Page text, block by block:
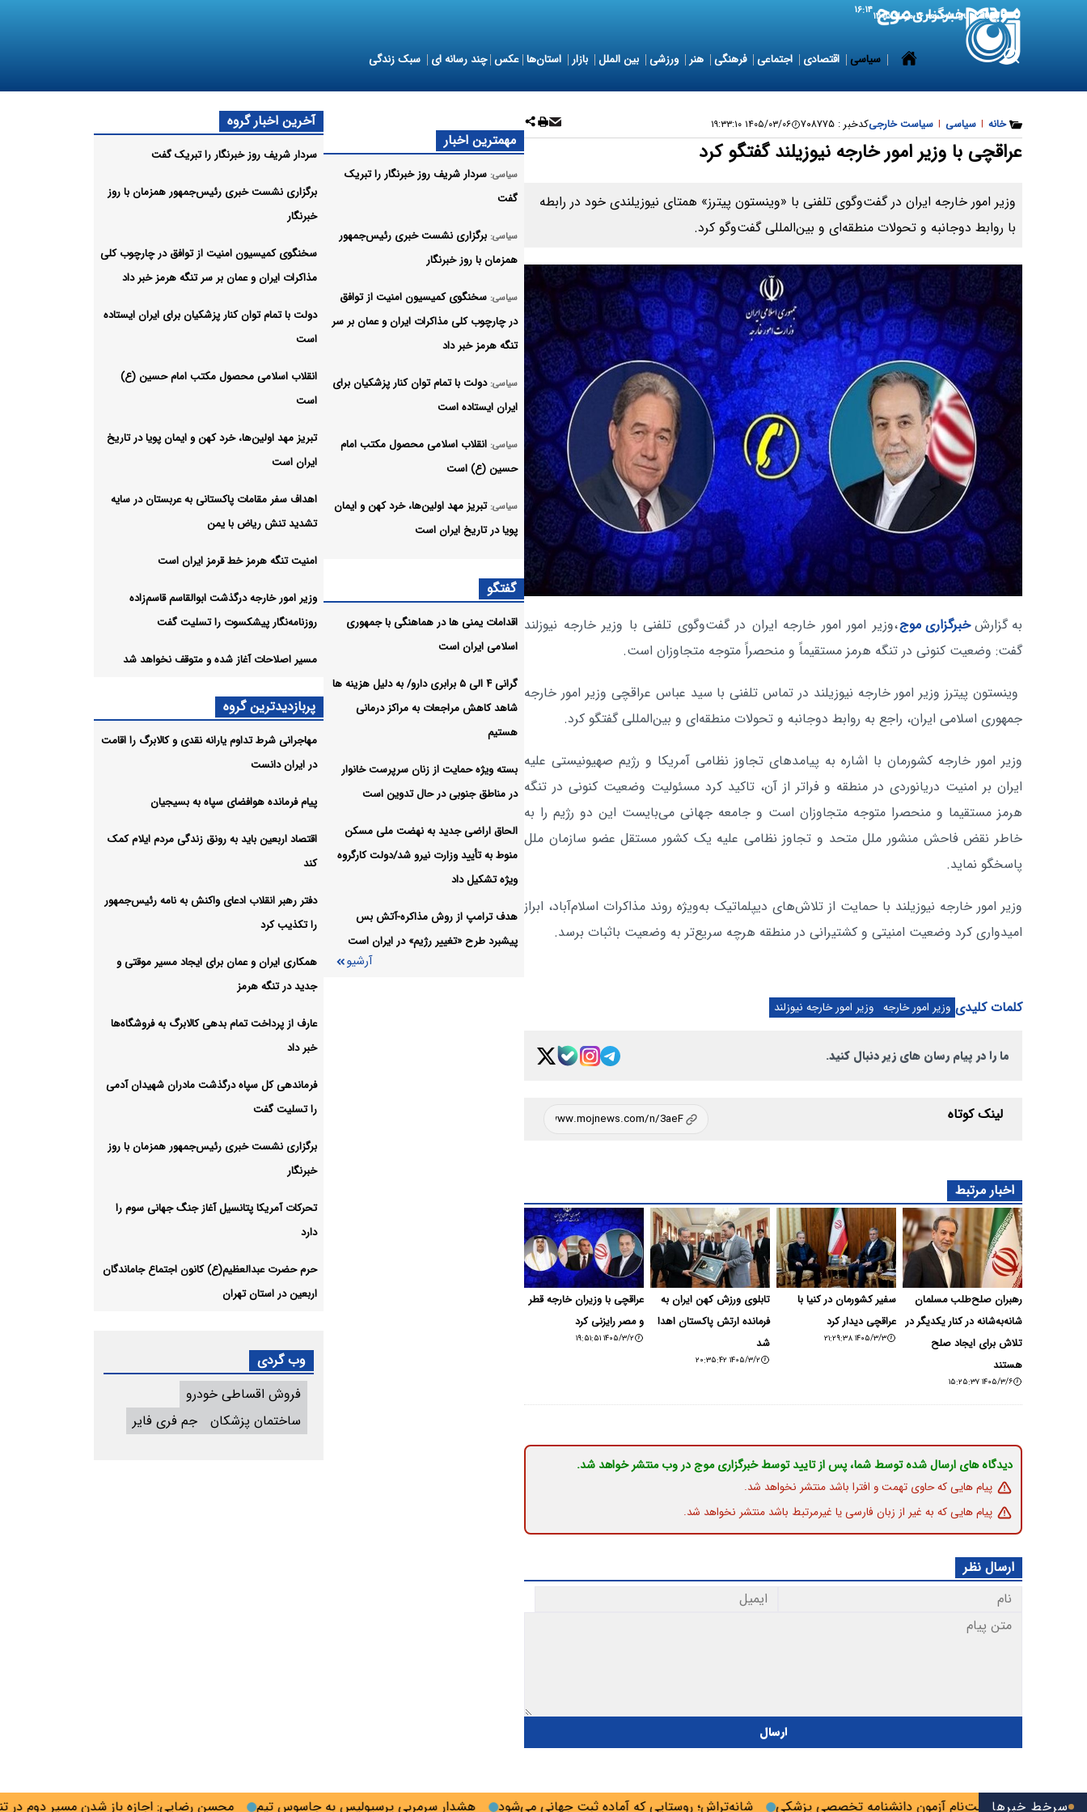
7 August 2026 جمعه ۱۶ مرداد ۱۴۰۵ ۱۶:۱۴
سیاسی اقتصادی اجتماعی فرهنگی هنر ورزشی بین الملل بازار استان‌ها عکس چند رسانه ای سبک زندگی
سرخط خبرها محسن رضایی: اجازه باز شدن مسیر دوم در تنگه هشدار سرمربی پرسپولیس به جاسوس تیم شانه‌تراش؛ روستایی که آماده ثبت جهانی می‌شود آخرین فرصت ثبت‌نام آزمون دانشنامه تخصصی پزشکی
خانه | سیاسی | سیاست خارجیکدخبر : ۷۰۸۷۷۵ ۱۴۰۵/۰۳/۰۶ ۱۹:۳۳:۱۰
عراقچی با وزیر امور خارجه نیوزیلند گفتگو کرد
وزیر امور خارجه ایران در گفت‌وگوی تلفنی با «وینستون پیترز» همتای نیوزیلندی خود در رابطه
با روابط دوجانبه و تحولات منطقه‌ای و بین‌المللی گفت‌وگو کرد.
به گزارشخبرگزاری موج،وزیر امور امور خارجه ایران در گفت‌وگوی تلفنی با وزیر خارجه نیوزلند
گفت: وضعیت کنونی در تنگه هرمز مستقیماً و منحصراً متوجه متجاوزان است.
وینستون پیترز وزیر امور خارجه نیوزیلند در تماس تلفنی با سید عباس عراقچی وزیر امور خارجه
جمهوری اسلامی ایران، راجع به روابط دوجانبه و تحولات منطقه‌ای و بین‌المللی گفتگو کرد.
وزیر امور خارجه کشورمان با اشاره به پیامدهای تجاوز نظامی آمریکا و رژیم صهیونیستی علیه
ایران بر امنیت دریانوردی در منطقه و فراتر از آن، تاکید کرد مسئولیت وضعیت کنونی در تنگه
هرمز مستقیما و منحصرا متوجه متجاوزان است و جامعه جهانی می‌بایست این دو رژیم را به
خاطر نقض فاحش منشور ملل متحد و تجاوز نظامی علیه یک کشور مستقل عضو سازمان ملل
پاسخگو نماید.
وزیر امور خارجه نیوزیلند با حمایت از تلاش‌های دیپلماتیک به‌ویژه روند مذاکرات اسلام‌آباد، ابراز
امیدواری کرد وضعیت امنیتی و کشتیرانی در منطقه هرچه سریع‌تر به وضعیت باثبات برسد.
کلمات کلیدی وزیر امور خارجه وزیر امور خارجه نیوزلند
ما را در پیام رسان های زیر دنبال کنید.
لینک کوتاه
اخبار مرتبط
رهبران صلح‌طلب مسلمان
شانه‌به‌شانه در کنار یکدیگر در
تلاش برای ایجاد صلح
هستند
۱۴۰۵/۳/۶ ۱۵:۲۵:۳۷
سفیر کشورمان در کنیا با
عراقچی دیدار کرد
۱۴۰۵/۳/۳ ۲۱:۲۹:۳۸
تابلوی ورزش کهن ایران به
فرمانده ارتش پاکستان اهدا
شد
۱۴۰۵/۳/۲ ۲۰:۳۵:۴۲
عراقچی با وزیران خارجه قطر
و مصر رایزنی کرد
۱۴۰۵/۳/۲ ۱۹:۵۱:۵۱
دیدگاه های ارسال شده توسط شما، پس از تایید توسط خبرگزاری موج در وب منتشر خواهد شد.
پیام هایی که حاوی تهمت و افترا باشد منتشر نخواهد شد.
پیام هایی که به غیر از زبان فارسی یا غیرمرتبط باشد منتشر نخواهد شد.
ارسال نظر
ارسال
مهمترین اخبار
سیاسی: سردار شریف روز خبرنگار را تبریک
گفت
سیاسی: برگزاری نشست خبری رئیس‌جمهور
همزمان با روز خبرنگار
سیاسی: سخنگوی کمیسیون امنیت از توافق
در چارچوب کلی مذاکرات ایران و عمان بر سر
تنگه هرمز خبر داد
سیاسی: دولت با تمام توان کنار پزشکیان برای
ایران ایستاده است
سیاسی: انقلاب اسلامی محصول مکتب امام
حسین (ع) است
سیاسی: تبریز مهد اولین‌ها، خرد کهن و ایمان
پویا در تاریخ ایران است
عربستان در سایه تشدید تنش ریاض با یمن
سیاسی: امنیت تنگه هرمز خط قرمز ایران
است
سیاسی: وزیر امور خارجه درگذشت ابوالقاسم
قاسم‌زاده روزنامه‌نگار پیشکسوت را تسلیت
گفت
سیاسی: مسیر اصلاحات آغاز شده و متوقف
نخواهد شد
گفتگو
اقدامات یمنی ها در هماهنگی با جمهوری
اسلامی ایران است
گرانی ۴ الی ۵ برابری دارو/ به دلیل هزینه ها
شاهد کاهش مراجعات به مراکز درمانی
هستیم
بسته ویژه حمایت از زنان سرپرست خانوار
در مناطق جنوبی در حال تدوین است
الحاق اراضی جدید به نهضت ملی مسکن
منوط به تأیید وزارت نیرو شد/دولت کارگروه
ویژه تشکیل داد
هدف ترامپ از روش مذاکره-آتش بس
پیشبرد طرح «تغییر رژیم» در ایران است
آرشیو
آخرین اخبار گروه
سردار شریف روز خبرنگار را تبریک گفت
برگزاری نشست خبری رئیس‌جمهور همزمان با روز
خبرنگار
سخنگوی کمیسیون امنیت از توافق در چارچوب کلی
مذاکرات ایران و عمان بر سر تنگه هرمز خبر داد
دولت با تمام توان کنار پزشکیان برای ایران ایستاده
است
انقلاب اسلامی محصول مکتب امام حسین (ع)
است
تبریز مهد اولین‌ها، خرد کهن و ایمان پویا در تاریخ
ایران است
اهداف سفر مقامات پاکستانی به عربستان در سایه
تشدید تنش ریاض با یمن
امنیت تنگه هرمز خط قرمز ایران است
وزیر امور خارجه درگذشت ابوالقاسم قاسم‌زاده
روزنامه‌نگار پیشکسوت را تسلیت گفت
مسیر اصلاحات آغاز شده و متوقف نخواهد شد
پربازدیدترین گروه
مهاجرانی شرط تداوم یارانه نقدی و کالابرگ را اقامت
در ایران دانست
پیام فرمانده هوافضای سپاه به بسیجیان
اقتصاد اربعین باید به رونق زندگی مردم ایلام کمک
کند
دفتر رهبر انقلاب ادعای واکنش به نامه رئیس‌جمهور
را تکذیب کرد
همکاری ایران و عمان برای ایجاد مسیر موقتی و
جدید در تنگه هرمز
عارف از پرداخت تمام بدهی کالابرگ به فروشگاه‌ها
خبر داد
فرماندهی کل سپاه درگذشت مادران شهیدان آدمی
را تسلیت گفت
برگزاری نشست خبری رئیس‌جمهور همزمان با روز
خبرنگار
تحرکات آمریکا پتانسیل آغاز جنگ جهانی سوم را
دارد
حرم حضرت عبدالعظیم(ع) کانون اجتماع جاماندگان
اربعین در استان تهران
وب گردی
فروش اقساطی خودرو
ساختمان پزشکان
جم فری فایر